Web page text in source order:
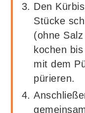
Den
Stücke
(ohne
kochen
mit dem
pürieren.